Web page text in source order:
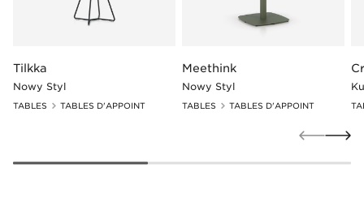
Tilkka
Nowy Styl
TABLES TABLES D'APPOINT
Meethink
Nowy Styl
TABLES TABLES D'APPOINT